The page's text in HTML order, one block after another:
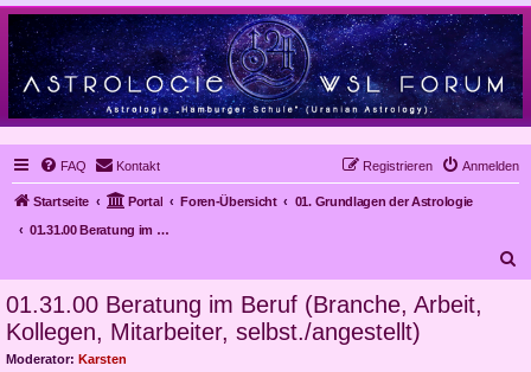
FAQ Kontakt Anmelden
Registrieren
Startseite Portal Foren-Übersicht
01. Grundlagen der Astrologie
01.31.00 Beratung im Beruf (Branche, Arbeit, Kollegen, Mitarbeiter, selbst./angestellt)
01.31.00 Beratung im Beruf (Branche, Arbeit,
Kollegen, Mitarbeiter, selbst./angestellt)
Moderator: Karsten